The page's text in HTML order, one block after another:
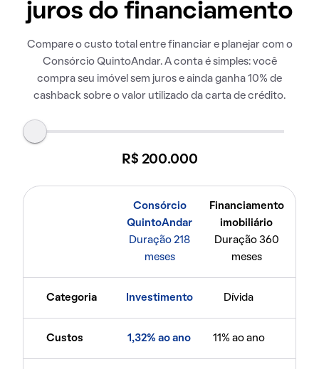
juros do financiamento
Compare o custo total entre financiar e planejar com o
Consórcio QuintoAndar. A conta é simples: você
compra seu imóvel sem juros e ainda ganha 10% de
cashback sobre o valor utilizado da carta de crédito.
R$ 200.000
Consórcio
QuintoAndar
Duração 218
meses
Financiamento
imobiliário
Duração 360
meses
Categoria Investimento Dívida
Custos 1,32% ao ano 11% ao ano